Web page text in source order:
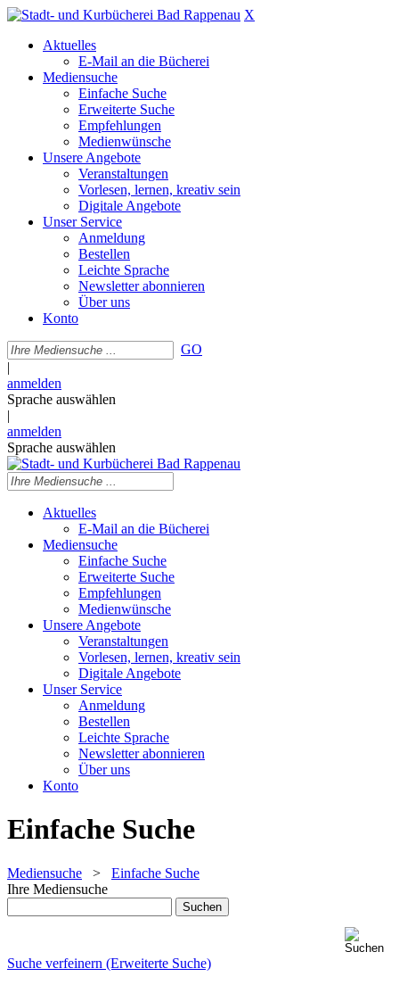
X
Aktuelles
E-Mail an die Bücherei
Mediensuche
Einfache Suche
Erweiterte Suche
Empfehlungen
Medienwünsche
Unsere Angebote
Veranstaltungen
Vorlesen, lernen, kreativ sein
Digitale Angebote
Unser Service
Anmeldung
Bestellen
Leichte Sprache
Newsletter abonnieren
Über uns
Konto
GO
|
anmelden
Sprache auswählen
|
anmelden
Sprache auswählen
Aktuelles
E-Mail an die Bücherei
Mediensuche
Einfache Suche
Erweiterte Suche
Empfehlungen
Medienwünsche
Unsere Angebote
Veranstaltungen
Vorlesen, lernen, kreativ sein
Digitale Angebote
Unser Service
Anmeldung
Bestellen
Leichte Sprache
Newsletter abonnieren
Über uns
Konto
Einfache Suche
Mediensuche > Einfache Suche
Ihre Mediensuche
Suche verfeinern (Erweiterte Suche)